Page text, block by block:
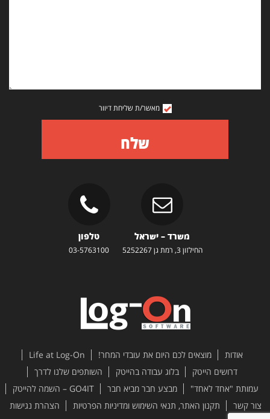
מאשר/ת שליחת דיוור
שלח
משרד – ישראל
החילזון 3, רמת גן 5252267
טלפון
03-5763100
אודות מוצאים לכם היום את עובדי המחר!
Life at Log-On
דרושים הייטק
בלוג עבודה בהייטק
השותפים שלנו לדרך
עמותת "אחד לאחד"
מבצע חבר מביא חבר
GO4IT – השמה להייטק
צור קשר
תקנון האתר, תנאי השימוש ומדיניות הפרטיות הצהרת נגישות